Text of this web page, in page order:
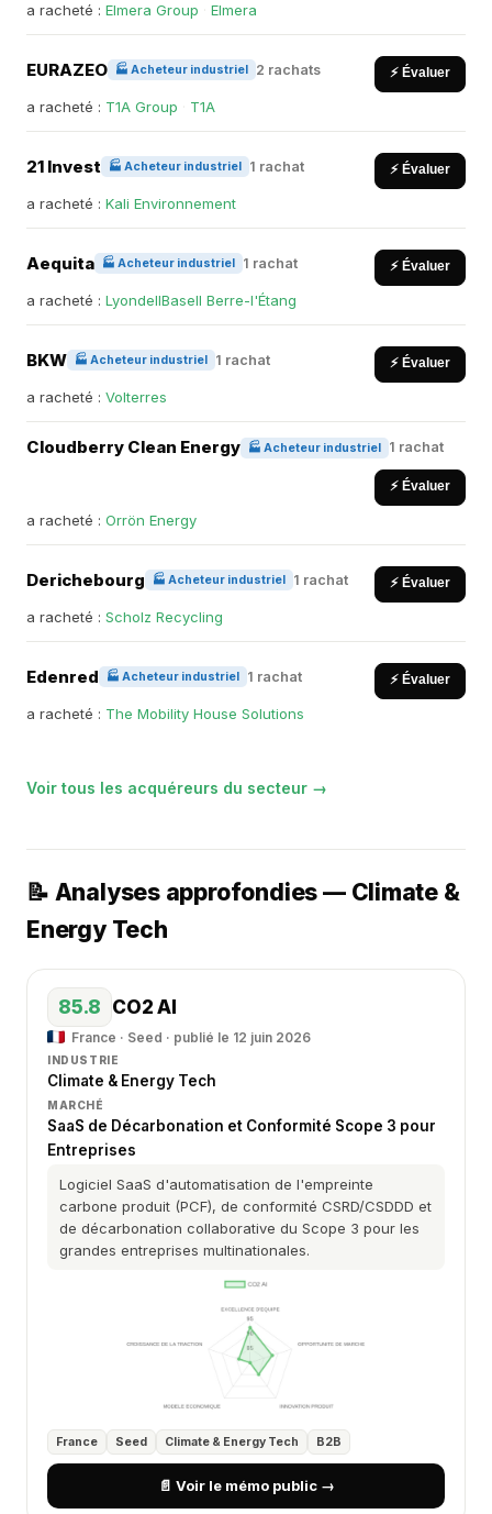
a racheté : Elmera Group Elmera
EURAZEO 🏭 Acheteur industriel 2 rachats ⚡ Évaluer
a racheté : T1A Group T1A
21 Invest 🏭 Acheteur industriel 1 rachat ⚡ Évaluer
a racheté : Kali Environnement
Aequita 🏭 Acheteur industriel 1 rachat ⚡ Évaluer
a racheté : LyondellBasell Berre-l'Étang
BKW 🏭 Acheteur industriel 1 rachat ⚡ Évaluer
a racheté : Volterres
Cloudberry Clean Energy 🏭 Acheteur industriel 1 rachat
⚡ Évaluer
a racheté : Orrön Energy
Derichebourg 🏭 Acheteur industriel 1 rachat ⚡ Évaluer
a racheté : Scholz Recycling
Edenred 🏭 Acheteur industriel 1 rachat ⚡ Évaluer
a racheté : The Mobility House Solutions
Voir tous les acquéreurs du secteur →
📝 Analyses approfondies — Climate &
Energy Tech
85.8 CO2 AI
France · Seed · publié le 12 juin 2026
INDUSTRIE
Climate & Energy Tech
MARCHÉ
SaaS de Décarbonation et Conformité Scope 3 pour
Entreprises
Logiciel SaaS d'automatisation de l'empreinte
carbone produit (PCF), de conformité CSRD/CSDDD et
de décarbonation collaborative du Scope 3 pour les
grandes entreprises multinationales.
France Seed Climate & Energy Tech B2B
📄 Voir le mémo public →